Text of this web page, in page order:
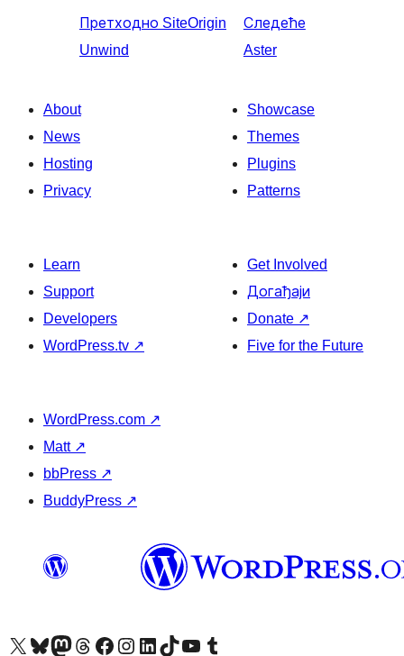
Претходно SiteOrigin
Unwind
Следеће
Aster
About
News
Hosting
Privacy
Showcase
Themes
Plugins
Patterns
Learn
Support
Developers
WordPress.tv ↗
Get Involved
Догађаји
Donate ↗
Five for the Future
WordPress.com ↗
Matt ↗
bbPress ↗
BuddyPress ↗
Visit our X (formerly Twitter) account
Посетите наш Bluesky налог
Visit our Mastodon account
Посетите наш налог на Threads-у Visit our Facebook pageПосетите наш Инстаграм налог
Visit our LinkedIn account
Посетите наш TikTok налог
Visit our YouTube channel
Посетите наш Tumblr налог